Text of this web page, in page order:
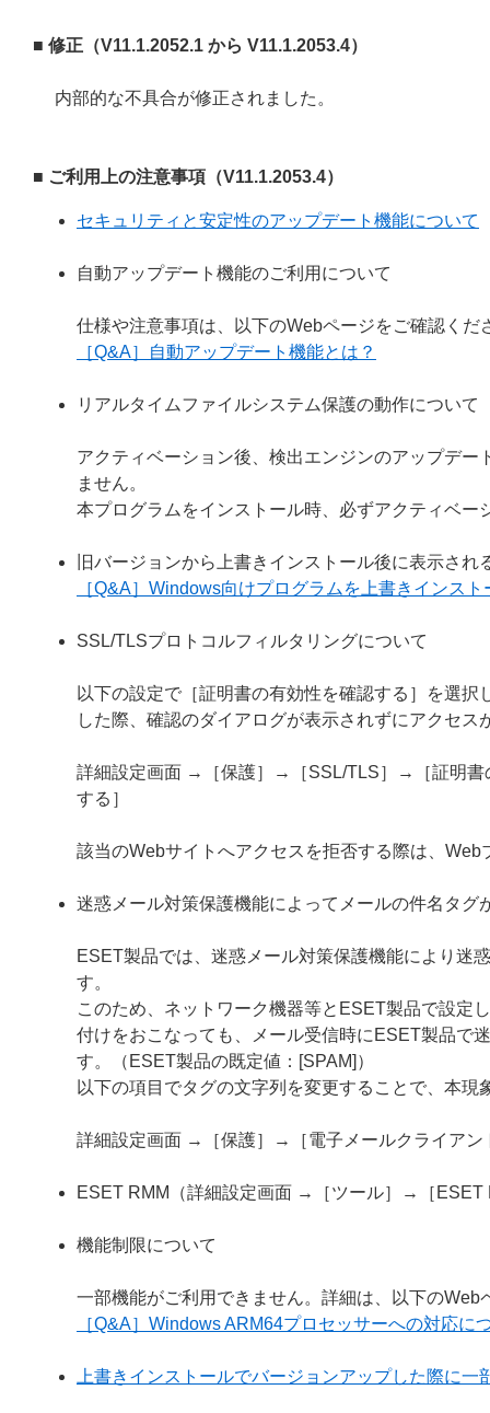
■ 修正（V11.1.2052.1 から V11.1.2053.4）
内部的な不具合が修正されました。
■ ご利用上の注意事項（V11.1.2053.4）
セキュリティと安定性のアップデート機能について
自動アップデート機能のご利用について
仕様や注意事項は、以下のWebページをご確認くだ
［Q&A］自動アップデート機能とは？
リアルタイムファイルシステム保護の動作について
アクティベーション後、検出エンジンのアップデ
ません。
本プログラムをインストール時、必ずアクティベ
旧バージョンから上書きインストール後に表示され
［Q&A］Windows向けプログラムを上書きインス
SSL/TLSプロトコルフィルタリングについて
以下の設定で［証明書の有効性を確認する］を選
した際、確認のダイアログが表示されずにアクセス
詳細設定画面 →［保護］→［SSL/TLS］→［証明書
する］
該当のWebサイトへアクセスを拒否する際は、
迷惑メール対策保護機能によってメールの件名タグ
ESET製品では、迷惑メール対策保護機能により迷
す。
このため、ネットワーク機器等とESET製品で設定
付けをおこなっても、メール受信時にESET製品で
す。（ESET製品の既定値：[SPAM]）
以下の項目でタグの文字列を変更することで、本現
詳細設定画面 →［保護］→［電子メールクライア
ESET RMM（詳細設定画面 →［ツール］→［ESET
機能制限について
一部機能がご利用できません。詳細は、以下の
［Q&A］Windows ARM64プロセッサーへの対応に
上書きインストールでバージョンアップした際に一